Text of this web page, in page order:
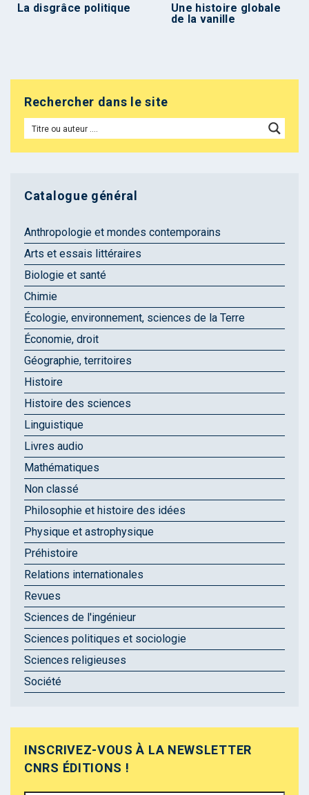
La disgrâce politique
Une histoire globale
de la vanille
Rechercher dans le site
Catalogue général
Anthropologie et mondes contemporains
Arts et essais littéraires
Biologie et santé
Chimie
Écologie, environnement, sciences de la Terre
Économie, droit
Géographie, territoires
Histoire
Histoire des sciences
Linguistique
Livres audio
Mathématiques
Non classé
Philosophie et histoire des idées
Physique et astrophysique
Préhistoire
Relations internationales
Revues
Sciences de l'ingénieur
Sciences politiques et sociologie
Sciences religieuses
Société
INSCRIVEZ-VOUS À LA NEWSLETTER
CNRS ÉDITIONS !